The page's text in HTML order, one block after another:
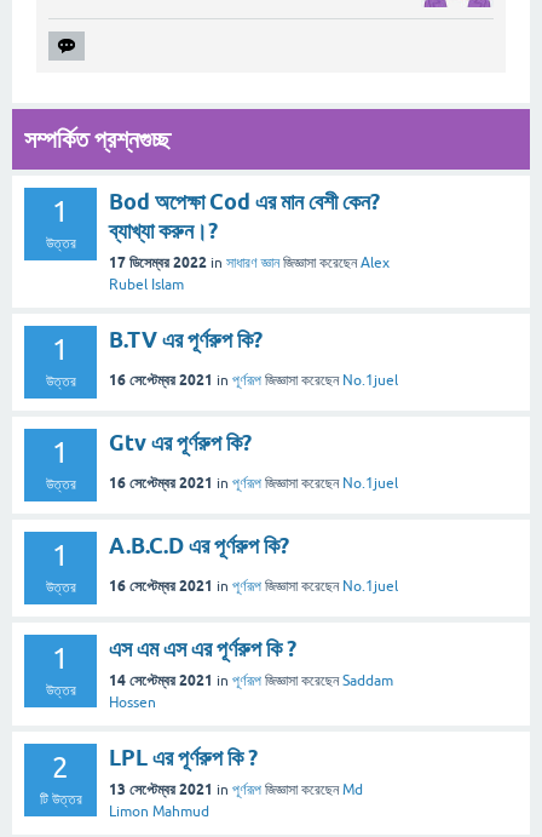
সম্পর্কিত প্রশ্নগুচ্ছ
1
উত্তর
Bod অপেক্ষা Cod এর মান বেশী কেন?
ব্যাখ্যা করুন।?
17 ডিসেম্বর 2022 in সাধারণ জ্ঞান জিজ্ঞাসা করেছেনAlex
Rubel Islam
1
উত্তর
B.TV এর পূর্ণরুপ কি?
16 সেপ্টেম্বর 2021 in পূর্ণরূপ জিজ্ঞাসা করেছেন No.1juel
1
উত্তর
Gtv এর পূর্ণরুপ কি?
16 সেপ্টেম্বর 2021 in পূর্ণরূপ জিজ্ঞাসা করেছেন No.1juel
1
উত্তর
A.B.C.D এর পূর্ণরুপ কি?
16 সেপ্টেম্বর 2021 in পূর্ণরূপ জিজ্ঞাসা করেছেন No.1juel
1
উত্তর
এস এম এস এর পূর্ণরুপ কি ?
14 সেপ্টেম্বর 2021 in পূর্ণরূপ জিজ্ঞাসা করেছেনSaddam
Hossen
2
টি উত্তর
LPL এর পূর্ণরুপ কি ?
13 সেপ্টেম্বর 2021 in পূর্ণরূপ জিজ্ঞাসা করেছেনMd
Limon Mahmud